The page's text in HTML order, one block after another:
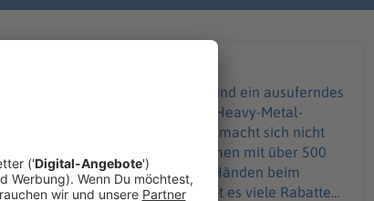
Vorhaut im Reißverschluss und ein ausuferndes
Open Air. Beim größten Heavy-Metal-
Und Wiebke Düsberg macht sich nicht
Herausforderung an – zusammen mit über 500
W:O:A-Fans sind in guten Händen beim
gibt es viele Rabatte